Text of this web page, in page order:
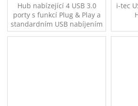
Hub nabízející 4 USB 3.0
porty s funkcí Plug & Play a
standardním USB nabíjením
i-tec